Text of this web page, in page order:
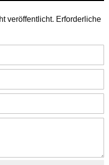
veröffentlicht. Erforderliche